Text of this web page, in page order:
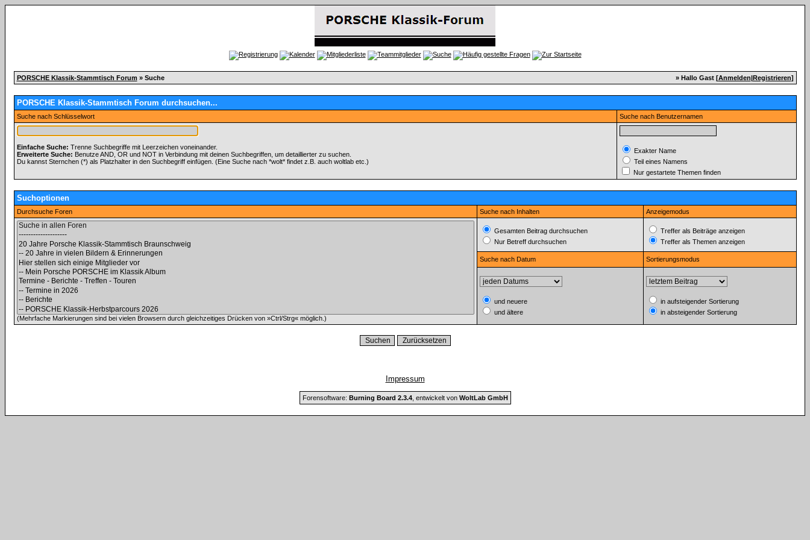
PORSCHE Klassik-Stammtisch Forum » Suche » Hallo Gast [Anmelden|Registrieren]
PORSCHE Klassik-Stammtisch Forum durchsuchen...
Suche nach Schlüsselwort Suche nach Benutzernamen
Einfache Suche: Trenne Suchbegriffe mit Leerzeichen voneinander.
Erweiterte Suche: Benutze AND, OR und NOT in Verbindung mit deinen Suchbegriffen, um detaillierter zu suchen.
Du kannst Sternchen (*) als Platzhalter in den Suchbegriff einfügen. (Eine Suche nach *wolt* findet z.B. auch woltlab etc.)
Exakter Name
Teil eines Namens
Nur gestartete Themen finden
Suchoptionen
Durchsuche Foren Suche nach Inhalten Anzeigemodus
(Mehrfache Markierungen sind bei vielen Browsern durch gleichzeitiges Drücken von »Ctrl/Strg« möglich.)
Gesamten Beitrag durchsuchen
Nur Betreff durchsuchen
Treffer als Beiträge anzeigen
Treffer als Themen anzeigen
Suche nach Datum Sortierungsmodus
und neuere
und ältere
in aufsteigender Sortierung
in absteigender Sortierung
Impressum
Forensoftware: Burning Board 2.3.4, entwickelt von WoltLab GmbH